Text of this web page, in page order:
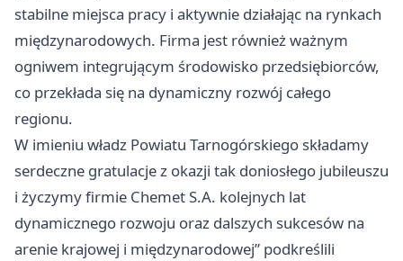
stabilne miejsca pracy i aktywnie działając na rynkach
międzynarodowych. Firma jest również ważnym
ogniwem integrującym środowisko przedsiębiorców,
co przekłada się na dynamiczny rozwój całego
regionu.
W imieniu władz Powiatu Tarnogórskiego składamy
serdeczne gratulacje z okazji tak doniosłego jubileuszu
i życzymy firmie Chemet S.A. kolejnych lat
dynamicznego rozwoju oraz dalszych sukcesów na
arenie krajowej i międzynarodowej” podkreślili